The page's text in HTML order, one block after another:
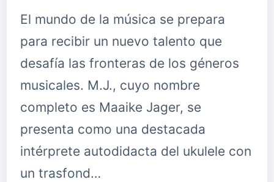
El mundo de la música se prepara
para recibir un nuevo talento que
desafía las fronteras de los géneros
musicales. M.J., cuyo nombre
completo es Maaike Jager, se
presenta como una destacada
intérprete autodidacta del ukulele con
un trasfond…